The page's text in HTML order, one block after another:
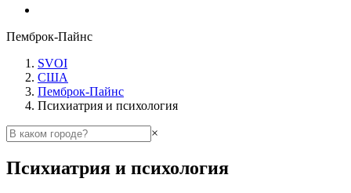
Пемброк-Пайнс
SVOI
США
Пемброк-Пайнс
Психиатрия и психология
×
Психиатрия и психология